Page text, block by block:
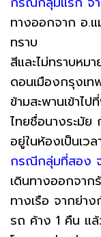
ทางออกจาก อ.
ทราบ
สีและไม่ทราบหม
ดอนเมืองกรุงเ
ข้ามสะพานเข้า
ไทยชื่อนางระมัย
อยู่ในห้องเป็นเว
กรณีกลุ่มที่สอง
เดินทางออกจาก
ทางเรือ จากย่าง
รถ ค้าง 1 คืน แล้